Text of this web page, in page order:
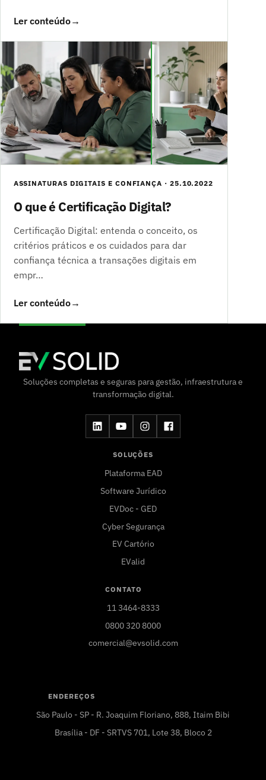
Ler conteúdo→
ASSINATURAS DIGITAIS E CONFIANÇA · 25.10.2022
O que é Certificação Digital?
Certificação Digital: entenda o conceito, os
critérios práticos e os cuidados para dar
confiança técnica a transações digitais em
empr…
Ler conteúdo→
Soluções completas e seguras para gestão, infraestrutura e
transformação digital.
SOLUÇÕES
Plataforma EAD
Software Jurídico
EVDoc - GED
Cyber Segurança
EV Cartório
EValid
CONTATO
11 3464-8333
0800 320 8000
comercial@evsolid.com
ENDEREÇOS
São Paulo - SP - R. Joaquim Floriano, 888, Itaim Bibi
Brasília - DF - SRTVS 701, Lote 38, Bloco 2